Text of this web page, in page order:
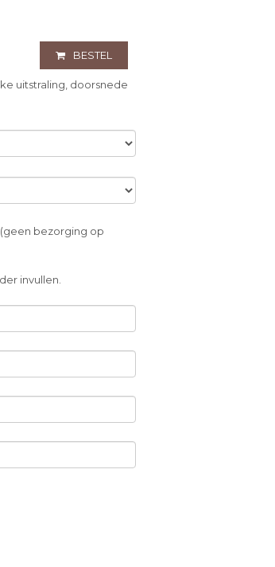
BESTEL
uitstraling, doorsnede
bezorging op
invullen.